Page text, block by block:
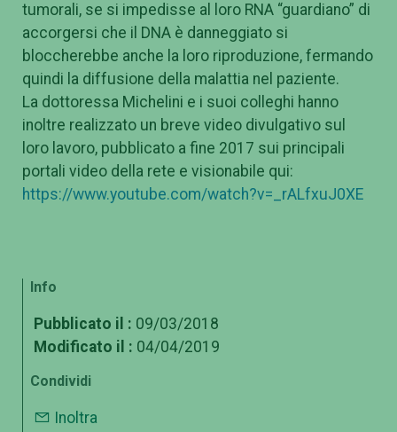
tumorali, se si impedisse al loro RNA “guardiano” di
accorgersi che il DNA è danneggiato si
bloccherebbe anche la loro riproduzione, fermando
quindi la diffusione della malattia nel paziente.
La dottoressa Michelini e i suoi colleghi hanno
inoltre realizzato un breve video divulgativo sul
loro lavoro, pubblicato a fine 2017 sui principali
portali video della rete e visionabile qui:
https://www.youtube.com/watch?v=_rALfxuJ0XE
Info
Pubblicato il : 09/03/2018
Modificato il : 04/04/2019
Condividi
Inoltra